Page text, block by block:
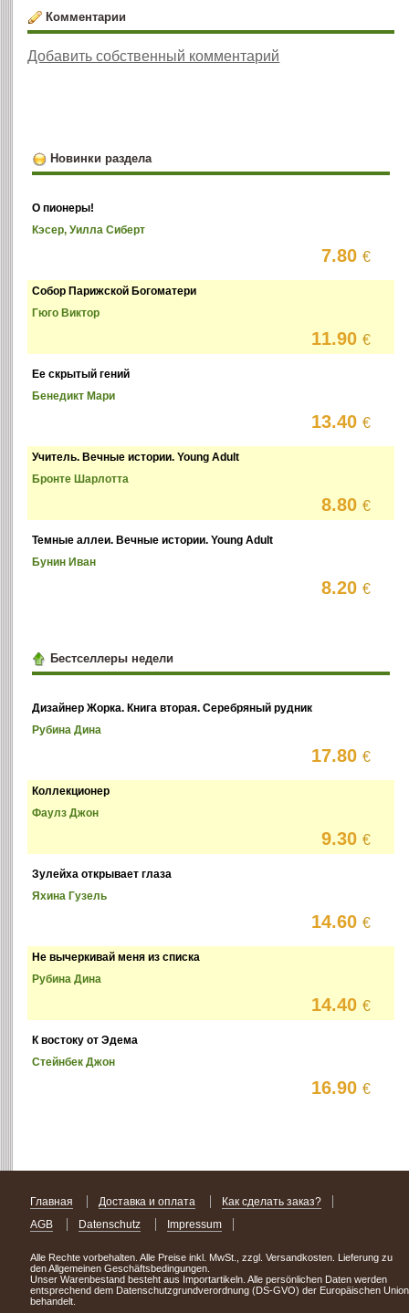
Комментарии
Добавить собственный комментарий
Новинки раздела
О пионеры!
Кэсер, Уилла Сиберт
7.80€
Собор Парижской Богоматери
Гюго Виктор
11.90€
Ее скрытый гений
Бенедикт Мари
13.40€
Учитель. Вечные истории. Young Adult
Бронте Шарлотта
8.80€
Темные аллеи. Вечные истории. Young Adult
Бунин Иван
8.20€
Бестселлеры недели
Дизайнер Жорка. Книга вторая. Серебряный рудник
Рубина Дина
17.80€
Коллекционер
Фаулз Джон
9.30€
Зулейха открывает глаза
Яхина Гузель
14.60€
Не вычеркивай меня из списка
Рубина Дина
14.40€
К востоку от Эдема
Стейнбек Джон
16.90€
Главная Доставка и оплата
Как сделать заказ?
AGB
Datenschutz Impressum
Alle Rechte vorbehalten. Alle Preise inkl. MwSt., zzgl. Versandkosten. Lieferung zu
den Allgemeinen Geschäftsbedingungen.
Unser Warenbestand besteht aus Importartikeln. Alle persönlichen Daten werden
entsprechend dem Datenschutzgrundverordnung (DS-GVO) der Europäischen Union
behandelt.